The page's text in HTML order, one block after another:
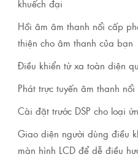
khuếch đại
Hồi âm âm thanh nổi cấp
thiện cho âm thanh của bạn
Điều khiển từ xa toàn diện
Phát trực tuyến âm thanh
Cài đặt trước DSP cho loại
Giao diện người dùng điều
màn hình LCD để dễ điều